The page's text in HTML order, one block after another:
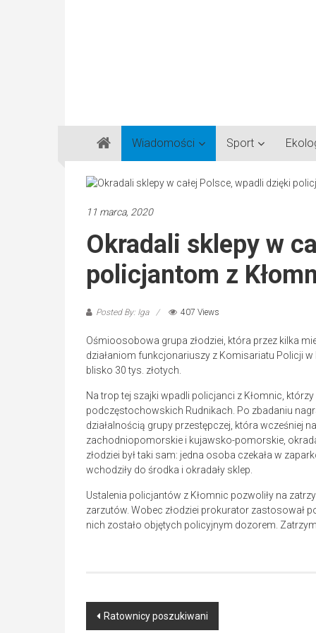
Gazeta
Regionalna
Częstochowa,
Lubliniec,
Wiadomości Sport
11 marca, 2020
Okradali sklepy w
policjantom z
Posted By: Iga 407 Views
Ośmioosobowa grupa złodziei, która przez kilka
działaniom funkcjonariuszy z Komisariatu Policji
blisko 30 tys. złotych.
Na trop tej szajki wpadli policjanci z Kłomnic,
podczęstochowskich Rudnikach. Po zbadaniu
działalnością grupy przestępczej, która wcześniej
zachodniopomorskie i kujawsko-pomorskie,
złodziei był taki sam: jedna osoba czekała w
wchodziły do środka i okradały sklep.
Ustalenia policjantów z Kłomnic pozwoliły na
zarzutów. Wobec złodziei prokurator zastosował
nich zostało objętych policyjnym dozorem.
Post
Ratownicy poszukiwani